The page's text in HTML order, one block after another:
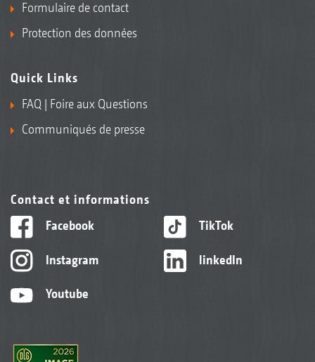
Formulaire de contact
Protection des données
Quick Links
FAQ | Foire aux Questions
Communiqués de presse
Contact et informations
Facebook
Instagram
Youtube
TikTok
linkedIn